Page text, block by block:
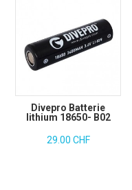
Divepro Batterie
lithium 18650- B02
29.00 CHF